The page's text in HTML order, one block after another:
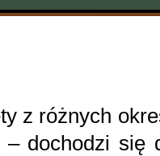
z różnych
– dochodzi